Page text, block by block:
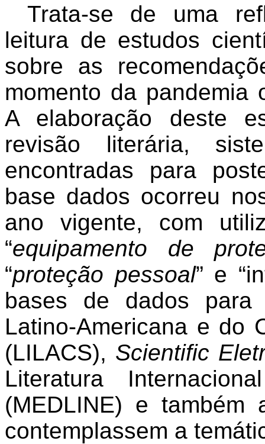
Trata-se de uma
leitura de estudos
sobre as
momento da pandemia
A elaboração deste
revisão literária,
encontradas para
base dados ocorreu
ano vigente, com
“equipamento de
“proteção pessoal” e
bases de dados para
Latino-Americana e do
(LILACS), Scientific
Literatura
(MEDLINE) e
contemplassem a